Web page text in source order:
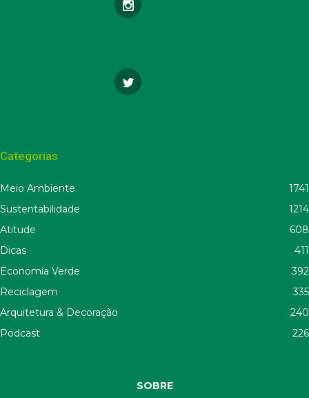
Categorias
Meio Ambiente
1741
Sustentabilidade
1214
Atitude
608
Dicas
411
Economia Verde
392
Reciclagem
335
Arquitetura & Decoração
240
Podcast
226
SOBRE